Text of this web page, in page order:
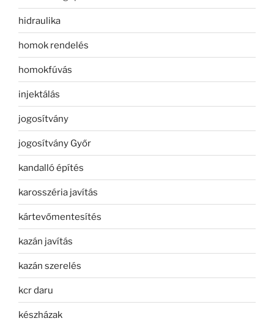
hidraulika
homok rendelés
homokfúvás
injektálás
jogosítvány
jogosítvány Győr
kandalló építés
karosszéria javítás
kártevőmentesítés
kazán javítás
kazán szerelés
kcr daru
készházak